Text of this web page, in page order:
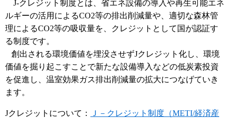
J-クレジット制度とは、省エネ設備の導入や再生可能エネ
ルギーの活用によるCO2等の排出削減量や、適切な森林管
理によるCO2等の吸収量を、クレジットとして国が認証す
る制度です。
創出される環境価値を埋没させずJクレジット化し、環境
価値を掘り起こすことで新たな設備導入などの低炭素投資
を促進し、温室効果ガス排出削減量の拡大につなげていき
ます。
Jクレジットについて：
Ｊ－クレジット制度（METI/経済産